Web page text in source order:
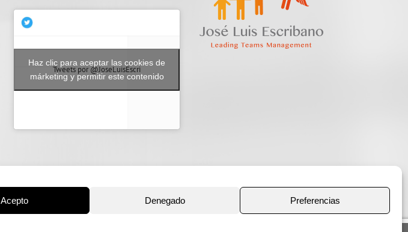
Acepto Denegado Preferencias
Tweets por @JoseLuisEscri
Haz clic para aceptar las cookies de
márketing y permitir este contenido